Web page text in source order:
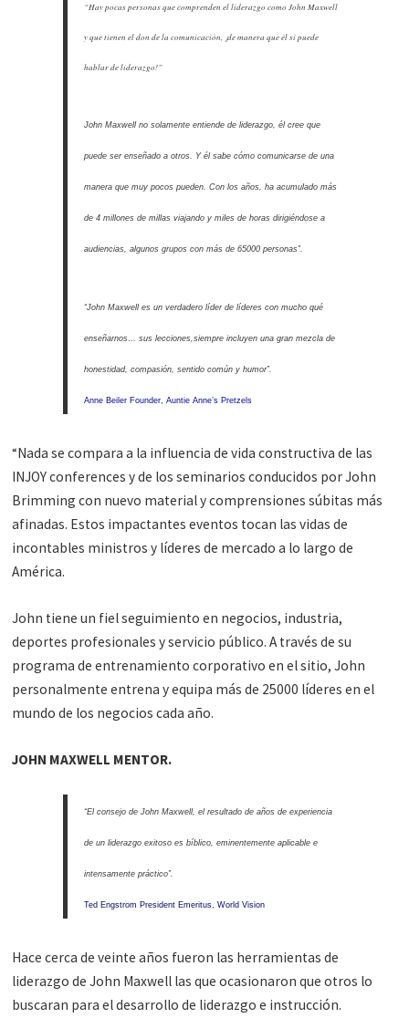
“Hay pocas personas que comprenden el liderazgo como John Maxwell
y que tienen el don de la comunicación, ¡de manera que él sí puede
hablar de liderazgo!”
John Maxwell no solamente entiende de liderazgo, él cree que
puede ser enseñado a otros. Y él sabe cómo comunicarse de una
manera que muy pocos pueden. Con los años, ha acumulado más
de 4 millones de millas viajando y miles de horas dirigiéndose a
audiencias, algunos grupos con más de 65000 personas”.
“John Maxwell es un verdadero líder de líderes con mucho qué
enseñarnos… sus lecciones,siempre incluyen una gran mezcla de
honestidad, compasión, sentido común y humor”.
Anne Beiler Founder, Auntie Anne’s Pretzels
“Nada se compara a la influencia de vida constructiva de las
INJOY conferences y de los seminarios conducidos por John
Brimming con nuevo material y comprensiones súbitas más
afinadas. Estos impactantes eventos tocan las vidas de
incontables ministros y líderes de mercado a lo largo de
América.
John tiene un fiel seguimiento en negocios, industria,
deportes profesionales y servicio público. A través de su
programa de entrenamiento corporativo en el sitio, John
personalmente entrena y equipa más de 25000 líderes en el
mundo de los negocios cada año.
JOHN MAXWELL MENTOR.
“El consejo de John Maxwell, el resultado de años de experiencia
de un liderazgo exitoso es bíblico, eminentemente aplicable e
intensamente práctico”.
Ted Engstrom President Emeritus, World Vision
Hace cerca de veinte años fueron las herramientas de
liderazgo de John Maxwell las que ocasionaron que otros lo
buscaran para el desarrollo de liderazgo e instrucción.